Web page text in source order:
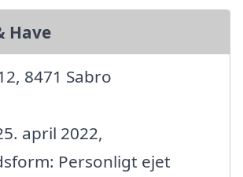
Have
8471 Sabro
april 2022,
Personligt ejet